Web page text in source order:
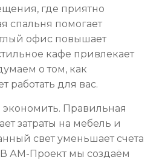
где приятно
спальня помогает
офис повышает
кафе привлекает
о том, как
работать для вас.
Правильная
затраты на мебель и
свет уменьшает счета
В АМ-Проект мы создаём